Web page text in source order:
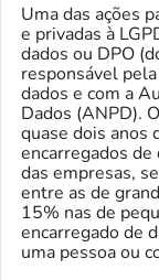
Uma das ações
e privadas à
dados ou DPO
responsável
dados e com a
Dados (ANPD).
quase dois anos
encarregados
das empresas,
entre as de
15% nas de
encarregado de
uma pessoa ou